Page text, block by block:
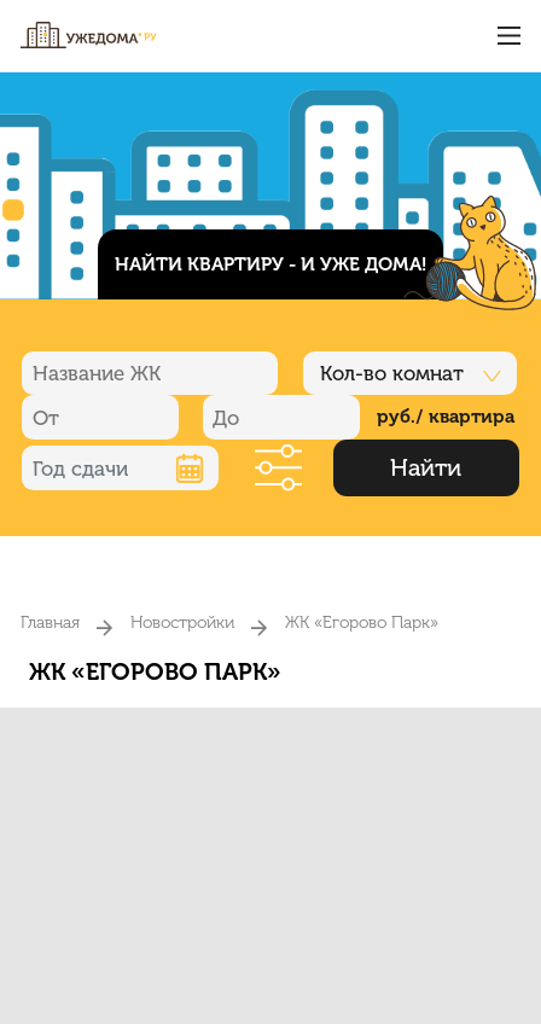
НАЙТИ КВАРТИРУ - И УЖЕ ДОМА!
Кол-во комнат
руб./ квартира
Найти
Главная Новостройки ЖК «Егорово Парк»
ЖК «ЕГОРОВО ПАРК»